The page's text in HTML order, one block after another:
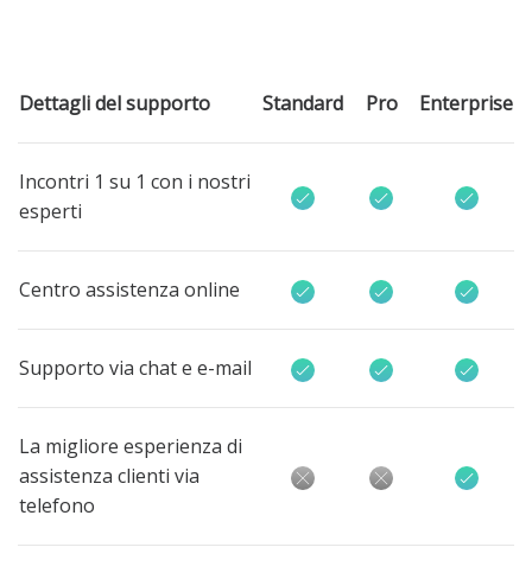
Dettagli del supporto Standard Pro Enterprise
Incontri 1 su 1 con i nostri
esperti
Centro assistenza online
Supporto via chat e e-mail
La migliore esperienza di
assistenza clienti via
telefono